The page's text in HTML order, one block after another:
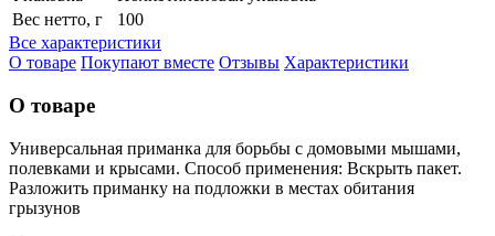
Вес нетто, г
100
Все характеристики
О товаре Покупают вместе Отзывы Характеристики
О товаре
Универсальная приманка для борьбы с домовыми мышами,
полевками и крысами. Способ применения: Вскрыть пакет.
Разложить приманку на подложки в местах обитания
грызунов